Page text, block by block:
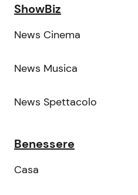
ShowBiz
News Cinema
News Musica
News Spettacolo
Benessere
Casa